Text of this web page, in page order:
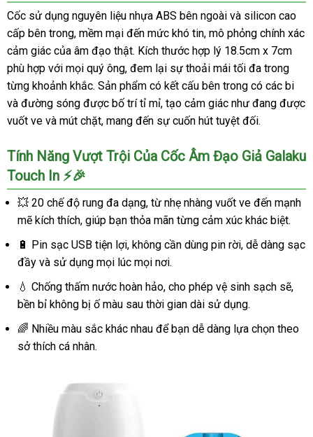
Cốc sử dụng nguyên liệu nhựa ABS bên ngoài và silicon cao
cấp bên trong, mềm mại đến mức khó tin, mô phỏng chính xác
cảm giác của âm đạo thật. Kích thước hợp lý 18.5cm x 7cm
phù hợp với mọi quý ông, đem lại sự thoải mái tối đa trong
từng khoảnh khắc. Sản phẩm có kết cấu bên trong có các bi
và đường sóng được bố trí tỉ mỉ, tạo cảm giác như đang được
vuốt ve và mút chặt, mang đến sự cuốn hút tuyệt đối.
Tính Năng Vượt Trội Của Cốc Âm Đạo Giả Galaku
Touch In ⚡🎉
💥 20 chế độ rung đa dạng, từ nhẹ nhàng vuốt ve đến mạnh
mẽ kích thích, giúp bạn thỏa mãn từng cảm xúc khác biệt.
🔋 Pin sạc USB tiện lợi, không cần dùng pin rời, dễ dàng sạc
đầy và sử dụng mọi lúc mọi nơi.
💧 Chống thấm nước hoàn hảo, cho phép vệ sinh sạch sẽ,
bền bỉ không bị ố màu sau thời gian dài sử dụng.
🌈 Nhiều màu sắc khác nhau để bạn dễ dàng lựa chọn theo
sở thích cá nhân.